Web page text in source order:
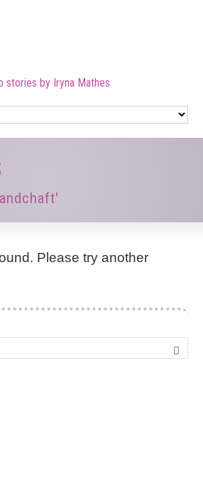
stories by Iryna Mathes
Please try another